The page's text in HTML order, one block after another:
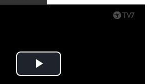
Toista